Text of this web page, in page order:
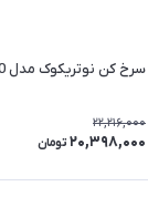
سرخ کن نوتریکوک مدل AFS100
22,216,000
20,398,000 تومان